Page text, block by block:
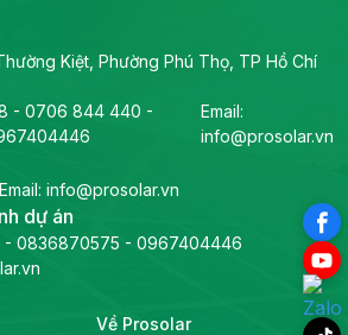
Kiệt, Phường Phú Thọ, TP Hồ Chí
- 0706 844 440 -
Email:
info@prosolar.vn
Email: info@prosolar.vn
dự án
- 0836870575 - 0967404446
Về Prosolar